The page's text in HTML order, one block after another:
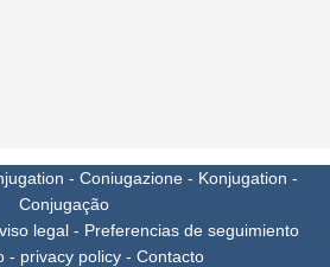
- Coniugazione - Konjugation -
Conjugação
legal - Preferencias de seguimiento
- privacy policy - Contacto